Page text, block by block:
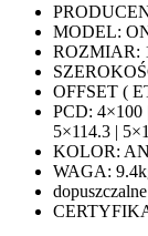
MODEL:
ROZMIAR:
OFFSET (
PCD: 4×100
5×114.3 |
KOLOR:
WAGA: